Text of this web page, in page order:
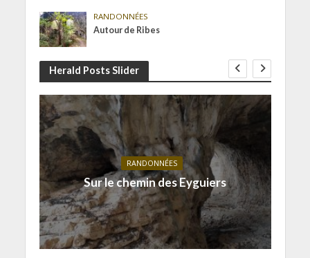
RANDONNÉES
Autour de Ribes
Herald Posts Slider
RANDONNÉES
Sur le chemin des Eyguiers